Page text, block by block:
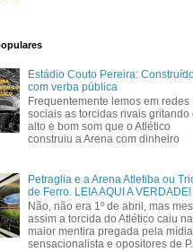
Estádio Couto Pereira:
com verba pública
Frequentemente lemos em redes
sociais as torcidas rivais gritando
alto e bom som que o Atlético
construiu a Arena com dinheiro
Petraglia e a Arena Atletiba ou
de Ferro. LEIA AQUI A VERDADE!
Não, não era 1º de abril, mas
assim a torcida do Atlético caiu na
maior mentira pregada pela mídia
sensacionalista e opositores de